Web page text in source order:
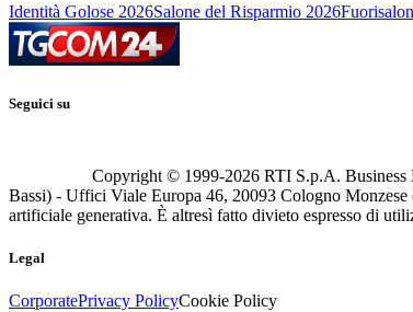
Identità Golose 2026Salone del Risparmio 2026
Seguici su
Copyright © 1999-2026 RTI S.p.A. Business
Bassi) - Uffici Viale Europa 46, 20093 Cologno
artificiale generativa. È altresì fatto divieto espresso di
Legal
CorporatePrivacy PolicyCookie Policy